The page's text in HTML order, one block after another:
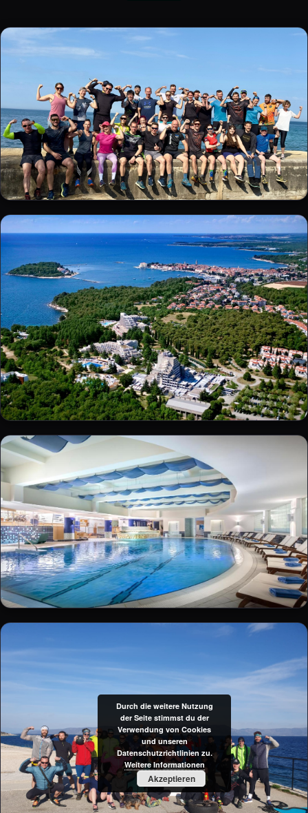
Durch die weitere Nutzung
der Seite stimmst du der
Verwendung von Cookies
und unseren
Datenschutzrichtlinien zu.
Weitere Informationen
Akzeptieren